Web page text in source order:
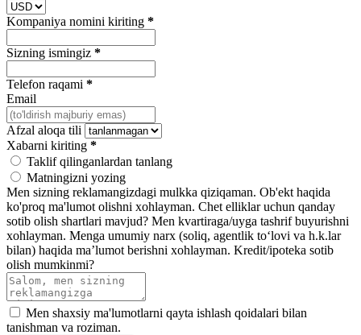
Kompaniya nomini kiriting *
Sizning ismingiz *
Telefon raqami *
Email
Afzal aloqa tili
Xabarni kiriting *
Taklif qilinganlardan tanlang
Matningizni yozing
Men sizning reklamangizdagi mulkka qiziqaman. Ob'ekt haqida
ko'proq ma'lumot olishni xohlayman. Chet elliklar uchun qanday
sotib olish shartlari mavjud? Men kvartiraga/uyga tashrif buyurishni
xohlayman. Menga umumiy narx (soliq, agentlik toʻlovi va h.k.lar
bilan) haqida maʼlumot berishni xohlayman. Kredit/ipoteka sotib
olish mumkinmi?
Men shaxsiy ma'lumotlarni qayta ishlash qoidalari bilan
tanishman va roziman.